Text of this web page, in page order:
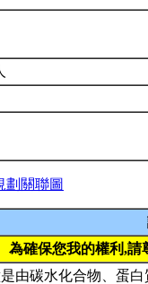
劃關聯圖
為確保您我的權利,請
由碳水化合物、蛋